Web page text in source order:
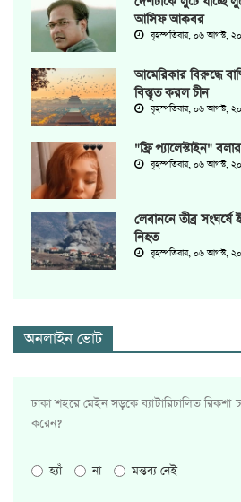
আসিফ আকবর
বৃহস্পতিবার, ০৬ আগস্ট,
আমেরিকার বিরুদ্ধে
বিস্তৃত করল চীন
বৃহস্পতিবার, ০৬ আগস্ট,
"ফ্রি প্যালেস্টাইন"
বৃহস্পতিবার, ০৬ আগস্ট,
লেবাননে তীব্র
নিহত
বৃহস্পতিবার, ০৬ আগস্ট,
অনলাইন ভোট
ঢাকা শহরে মেইন সড়কে ব্যাটারিচালিত
করেন?
হ্যাঁ না মন্তব্য নেই